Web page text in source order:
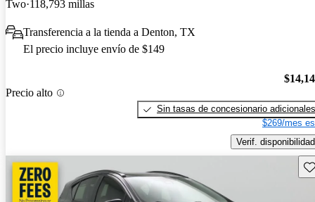
Two 118,793 millas
Transferencia a la tienda a Denton, TX
El precio incluye envío de $149
Precio alto
Sin tasas de concesionario adicionales
$269/mes
Verif. disponibilidad